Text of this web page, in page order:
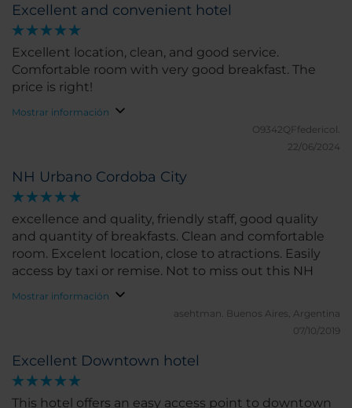
Excellent and convenient hotel
Excellent location, clean, and good service.
Comfortable room with very good breakfast. The
price is right!
Mostrar información
O9342QFfedericol.
22/06/2024
NH Urbano Cordoba City
excellence and quality, friendly staff, good quality
and quantity of breakfasts. Clean and comfortable
room. Excelent location, close to atractions. Easily
access by taxi or remise. Not to miss out this NH
Mostrar información
asehtman. Buenos Aires, Argentina
07/10/2019
Excellent Downtown hotel
This hotel offers an easy access point to downtown